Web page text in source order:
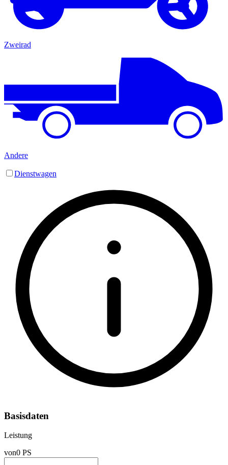
Zweirad
Andere
Dienstwagen
Basisdaten
Leistung
von0 PS